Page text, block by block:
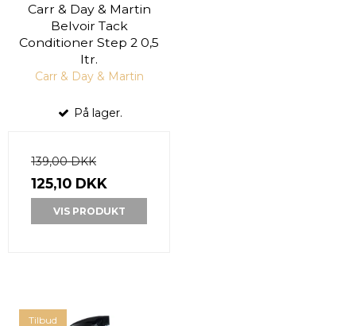
Carr & Day & Martin
Belvoir Tack
Conditioner Step 2 0,5
ltr.
Carr & Day & Martin
På lager.
139,00 DKK
125,10 DKK
VIS PRODUKT
Tilbud